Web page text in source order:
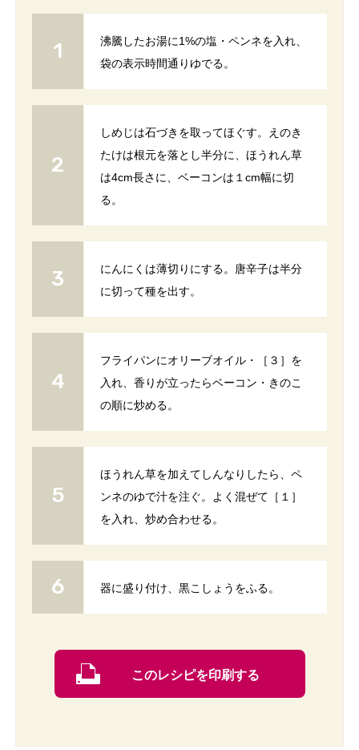
沸騰したお湯に1%の塩・ペンネを入れ、
袋の表示時間通りゆでる。
しめじは石づきを取ってほぐす。えのき
たけは根元を落とし半分に、ほうれん草
は4cm長さに、ベーコンは１cm幅に切
る。
にんにくは薄切りにする。唐辛子は半分
に切って種を出す。
フライパンにオリーブオイル・［３］を
入れ、香りが立ったらベーコン・きのこ
の順に炒める。
ほうれん草を加えてしんなりしたら、ペ
ンネのゆで汁を注ぐ。よく混ぜて［１］
を入れ、炒め合わせる。
器に盛り付け、黒こしょうをふる。
このレシピを印刷する